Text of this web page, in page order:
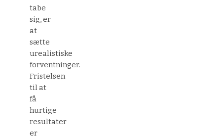
tabe
sig, er
at
sætte
urealistiske
forventninger.
Fristelsen
til at
få
hurtige
resultater
er